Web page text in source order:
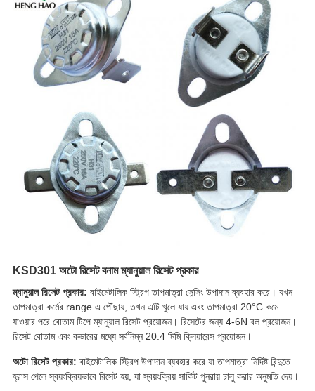
KSD301 অটো রিসেট বনাম ম্যানুয়াল রিসেট প্রকার
ম্যানুয়াল রিসেট প্রকার: বাইমেটালিক স্ট্রিপ তাপমাত্রা সেন্সিং উপাদান ব্যবহার করে। যখন
তাপমাত্রা কর্মের range এ পৌঁছায়, তখন এটি খুলে যায় এবং তাপমাত্রা 20°C কমে
যাওয়ার পরে বোতাম টিপে ম্যানুয়াল রিসেট প্রয়োজন। রিসেটের জন্য 4-6N বল প্রয়োজন।
রিসেট বোতাম এবং কভারের মধ্যে সর্বনিম্ন 20.4 মিমি ক্লিয়ারেন্স প্রয়োজন।
অটো রিসেট প্রকার: বাইমেটালিক স্ট্রিপ উপাদান ব্যবহার করে যা তাপমাত্রা নির্দিষ্ট বিন্দুতে
হ্রাস পেলে স্বয়ংক্রিয়ভাবে রিসেট হয়, যা স্বয়ংক্রিয় সার্কিট পুনরায় চালু করার অনুমতি দেয়।